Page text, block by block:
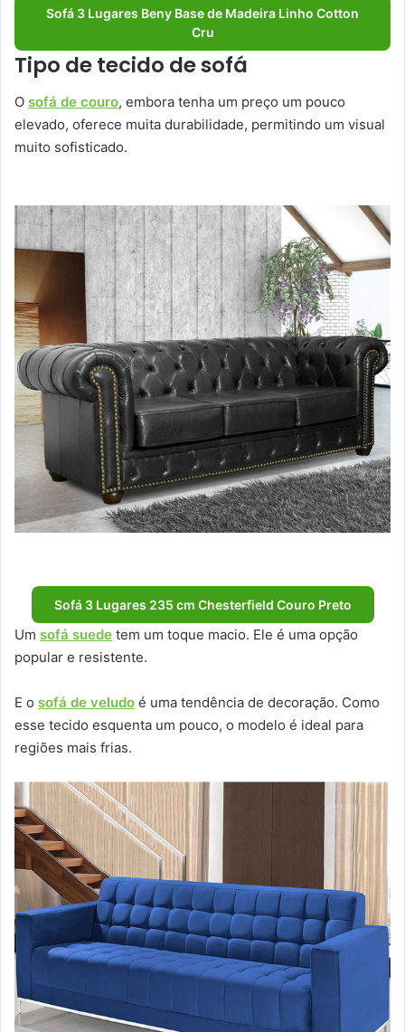
Sofá 3 Lugares Beny Base de Madeira Linho Cotton
Cru
Tipo de tecido de sofá
O sofá de couro, embora tenha um preço um pouco
elevado, oferece muita durabilidade, permitindo um visual
muito sofisticado.
Sofá 3 Lugares 235 cm Chesterfield Couro Preto
Um sofá suede tem um toque macio. Ele é uma opção
popular e resistente.
E o sofá de veludo é uma tendência de decoração. Como
esse tecido esquenta um pouco, o modelo é ideal para
regiões mais frias.